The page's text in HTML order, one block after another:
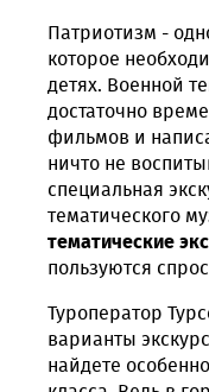
Патриотизм -
которое
детях. Военной
достаточно
фильмов и
ничто не
специальная
тематического
тематические
пользуются
Туроператор
варианты
найдете